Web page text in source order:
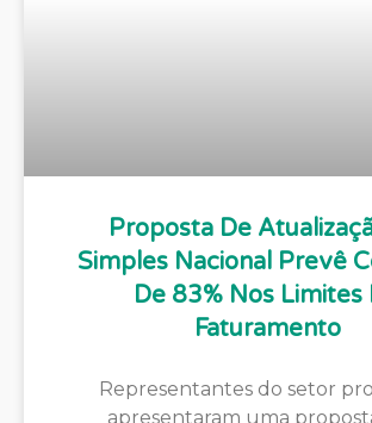
Proposta De
Simples Nacional Prevê
De 83% Nos Limites
Faturamento
Representantes do setor
apresentaram uma